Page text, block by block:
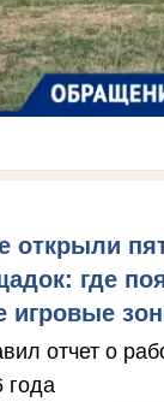
открыли
где
игровые
отчет о
года